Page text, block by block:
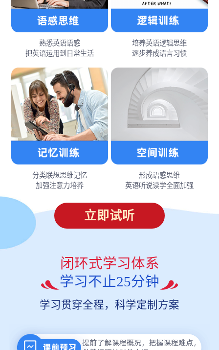
熟悉英语语感
把英语运用到日常生活
培养英语逻辑思维
逐步养成语言习惯
分类联想思维记忆
加强注意力培养
形成语感思维
英语听说读学全面加强
立即试听
闭环式学习体系
学习不止25分钟
学习贯穿全程，科学定制方案